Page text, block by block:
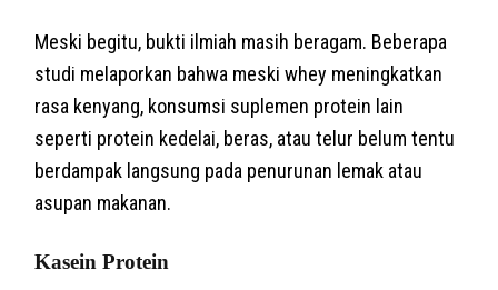
Meski begitu, bukti ilmiah masih beragam. Beberapa
studi melaporkan bahwa meski whey meningkatkan
rasa kenyang, konsumsi suplemen protein lain
seperti protein kedelai, beras, atau telur belum tentu
berdampak langsung pada penurunan lemak atau
asupan makanan.
Kasein Protein